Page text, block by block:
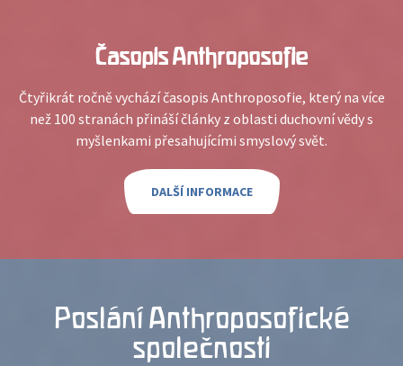
Časopis Anthroposofie
Čtyřikrát ročně vychází časopis Anthroposofie, který na více
než 100 stranách přináší články z oblasti duchovní vědy s
myšlenkami přesahujícími smyslový svět.
DALŠÍ INFORMACE
Poslání Anthroposofické
společnosti